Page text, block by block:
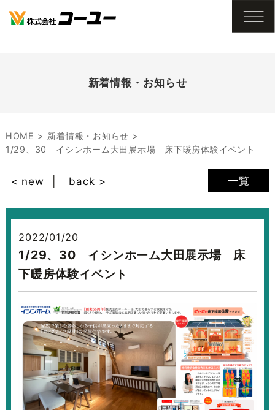
新着情報・お知らせ
HOME
新着情報・お知らせ
1/29、30 イシンホーム大田展示場 床下暖房体験イベント
一覧
< new back >
2022/01/20
1/29、30 イシンホーム大田展示場 床
下暖房体験イベント